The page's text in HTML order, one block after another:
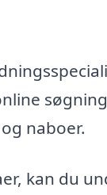
naboer.
kan du